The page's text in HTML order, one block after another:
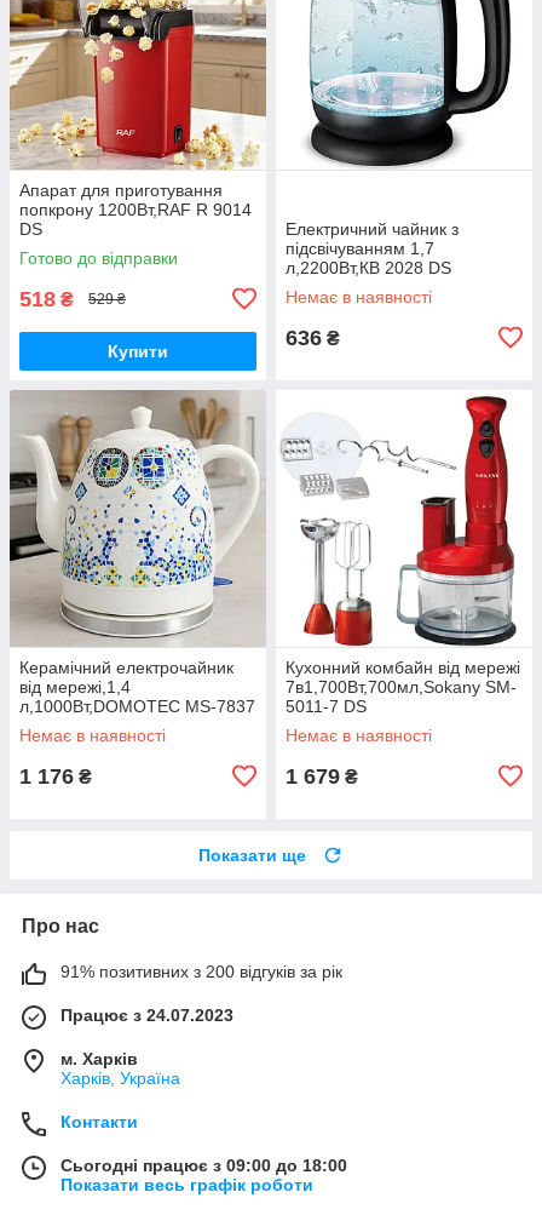
Апарат для приготування
попкрону 1200Вт,RAF R 9014
DS
Готово до відправки
518 ₴ 529 ₴
Купити
Електричний чайник з
підсвічуванням 1,7
л,2200Вт,КВ 2028 DS
Немає в наявності
636 ₴
Керамічний електрочайник
від мережі,1,4
л,1000Вт,DOMOTEC MS-7837
DS
Немає в наявності
1 176 ₴
Кухонний комбайн від мережі
7в1,700Вт,700мл,Sokany SM-
5011-7 DS
Немає в наявності
1 679 ₴
Показати ще
Про нас
91% позитивних з 200 відгуків за рік
Працює з 24.07.2023
м. Харків
Харків, Україна
Контакти
Сьогодні працює з 09:00 до 18:00
Показати весь графік роботи